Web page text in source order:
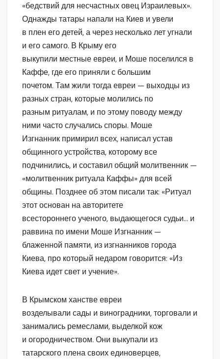
«бедствий для несчастных овец Израилевых».
Однажды татары напали на Киев и увели
в плен его детей, а через несколько лет угнали
и его самого. В Крыму его
выкупили местные евреи, и Моше поселился в
Каффе, где его приняли с большим
почетом. Там жили тогда евреи — выходцы из
разных стран, которые молились по
разным ритуалам, и по этому поводу между
ними часто случались споры. Моше
Изгнанник примирил всех, написал устав
общинного устройства, которому все
подчинились, и составил общий молитвенник —
«молитвенник ритуала Каффы» для всей
общины. Позднее об этом писали так: «Ритуал
этот основан на авторитете
всестороннего ученого, выдающегося судьи… и
раввина по имени Моше Изгнанник —
блаженной памяти, из изгнанников города
Киева, про который недаром говорится: «Из
Киева идет свет и учение».
В Крымском ханстве евреи
возделывали сады и виноградники, торговали и
занимались ремеслами, выделкой кож
и огородничеством. Они выкупали из
татарского плена своих единоверцев,